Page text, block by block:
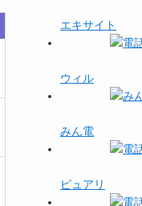
エキサイト
ウィル
みん電
ピュアリ